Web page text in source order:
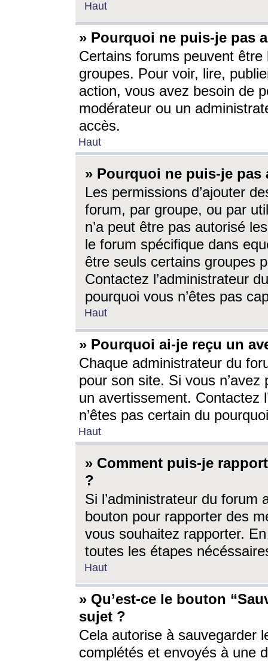
Haut
» Pourquoi ne puis-je pas
Certains forums peuvent être
groupes. Pour voir, lire,
action, vous avez besoin de
modérateur ou un
accès.
Haut
» Pourquoi ne puis-je
Les permissions d’ajouter
forum, par groupe, ou par
n’a peut être pas autorisé
le forum spécifique dans
être seuls certains groupes
Contactez l’administrateur
pourquoi vous n’êtes pas
Haut
» Pourquoi ai-je reçu un
Chaque administrateur du
pour son site. Si vous
un avertissement. Contactez
n’êtes pas certain du
Haut
» Comment puis-je
?
Si l’administrateur du forum
bouton pour rapporter des
vous souhaitez rapporter.
toutes les étapes
Haut
» Qu’est-ce le bouton
sujet ?
Cela autorise à sauvegarder
complétés et envoyés à une